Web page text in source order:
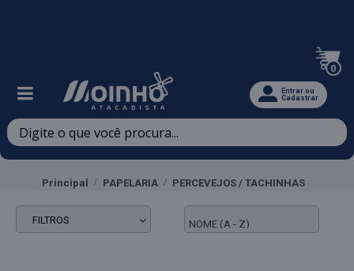
0
Entrar ou
Cadastrar
Principal PAPELARIA PERCEVEJOS / TACHINHAS
FILTROS